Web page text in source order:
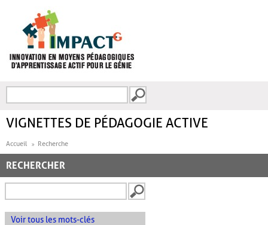
FORMULAIRE DE
VIGNETTES DE PÉDAGOGIE ACTIVE
Accueil Recherche
RECHERCHER
Voir tous les mots-clés